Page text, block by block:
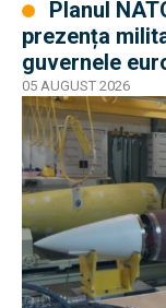
prezența
guvernele
05 AUGUST 2026